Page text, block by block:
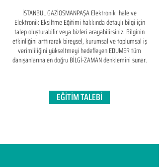
İSTANBUL GAZİOSMANPAŞA Elektronik İhale ve
Elektronik Eksiltme Eğitimi hakkında detaylı bilgi için
talep oluşturabilir veya bizleri arayabilirsiniz. Bilginin
etkinliğini arttırarak bireysel, kurumsal ve toplumsal iş
verimliliğini yükseltmeyi hedefleyen​ EDUMER tüm
danışanlarına en doğru BİLGİ-ZAMAN denklemini sunar.
EĞİTİM TALEBİ